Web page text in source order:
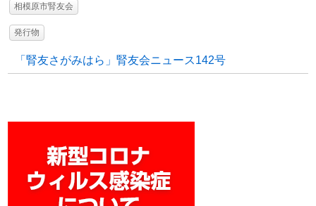
相模原市腎友会
発行物
「腎友さがみはら」腎友会ニュース142号